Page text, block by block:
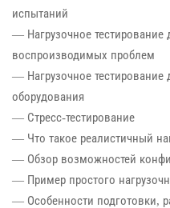
испытаний
— Нагрузочное тестирование
воспроизводимых проблем
— Нагрузочное тестирование
оборудования
— Стресс-тестирование
— Что такое реалистичный
— Обзор возможностей
— Пример простого
— Особенности подготовки,